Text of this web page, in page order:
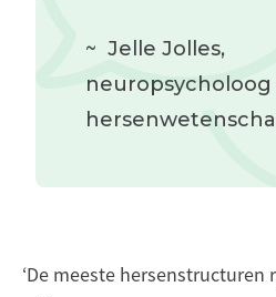
~ Jelle Jolles,
neuropsycholoog
‘De meeste